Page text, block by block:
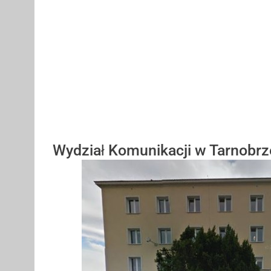
Wydział Komunikacji w